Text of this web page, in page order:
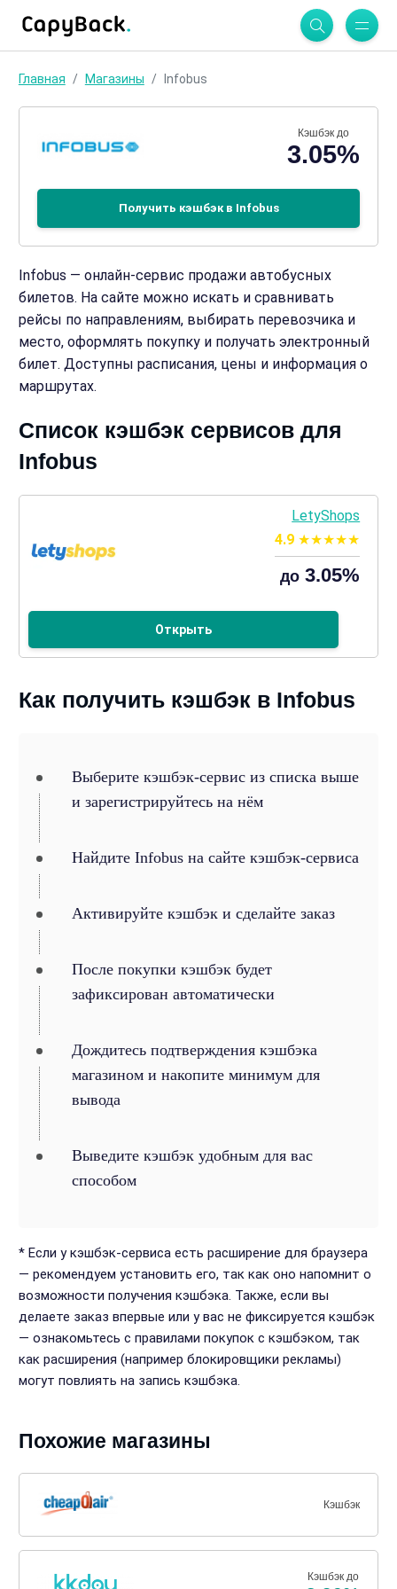
Главная Магазины Infobus
Кэшбэк до
3.05%
Получить кэшбэк в Infobus
Infobus — онлайн‑сервис продажи автобусных
билетов. На сайте можно искать и сравнивать
рейсы по направлениям, выбирать перевозчика и
место, оформлять покупку и получать электронный
билет. Доступны расписания, цены и информация о
маршрутах.
Список кэшбэк сервисов для
Infobus
LetyShops
4.9
до 3.05%
Открыть
Как получить кэшбэк в Infobus
Выберите кэшбэк-сервис из списка выше
и зарегистрируйтесь на нём
Найдите Infobus на сайте кэшбэк-сервиса
Активируйте кэшбэк и сделайте заказ
После покупки кэшбэк будет
зафиксирован автоматически
Дождитесь подтверждения кэшбэка
магазином и накопите минимум для
вывода
Выведите кэшбэк удобным для вас
способом
* Если у кэшбэк-сервиса есть расширение для браузера
— рекомендуем установить его, так как оно напомнит о
возможности получения кэшбэка. Также, если вы
делаете заказ впервые или у вас не фиксируется кэшбэк
— ознакомьтесь с правилами покупок с кэшбэком, так
как расширения (например блокировщики рекламы)
могут повлиять на запись кэшбэка.
Похожие магазины
Кэшбэк
Кэшбэк до